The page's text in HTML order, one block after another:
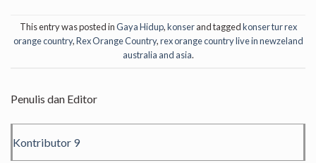
This entry was posted inGaya Hidup,konserand taggedkonser tur rex
orange country,Rex Orange Country,rex orange country live in newzeland
australia and asia.
Penulis dan Editor
Kontributor 9